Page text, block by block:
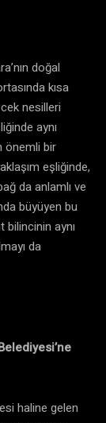
doğal
kısa
nesilleri
aynı
önemli bir
eşliğinde,
da anlamlı ve
büyüyen bu
bilincinin aynı
da
haline gelen